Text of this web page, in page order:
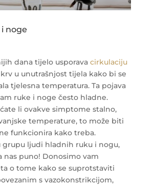
noge
dana tijelo usporava cirkulaciju
u unutrašnjost tijela kako bi se
tjelesna temperatura. Ta pojava
ruke i noge često hladne.
li ovakve simptome stalno,
temperature, to može biti
funkcionira kako treba.
grupu ljudi hladnih ruku i nogu,
nas puno! Donosimo vam
o tome kako se suprotstaviti
s vazokonstrikcijom,